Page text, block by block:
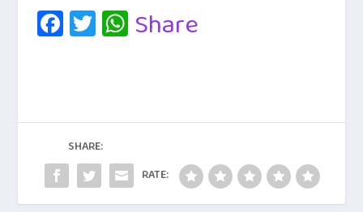
Fa
c
o
o
k
T
wi
W
A
p
p
Share
SHARE:
RATE: